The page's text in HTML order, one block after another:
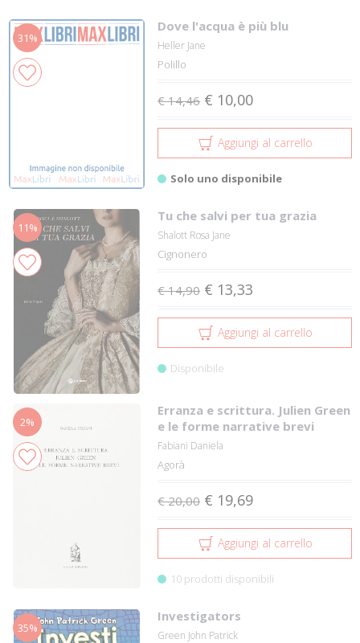
31%
Dove l'acqua è più blu
Heller Jane
Polillo
€ 14,46 € 10,00
Aggiungi al carrello
Solo uno disponibile
11%
Tu che salvi per tua grazia
Shalott Rosa Jane
Cignonero
€ 14,90 € 13,33
Aggiungi al carrello
Disponibile
2%
Erranza e scrittura. Julien Green
e le forme narrative brevi
Fabiani Daniela
Agorà
€ 20,00 € 19,69
Aggiungi al carrello
10 prodotti disponibili
35%
Investigators
Green John Patrick